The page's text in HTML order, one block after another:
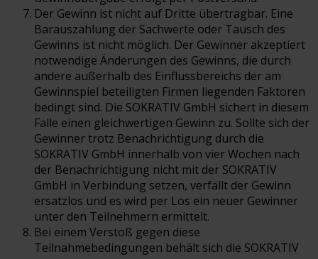
Der Gewinn ist nicht auf Dritte übertragbar. Eine
Barauszahlung der Sachwerte oder Tausch des
Gewinns ist nicht möglich. Der Gewinner akzeptiert
notwendige Änderungen des Gewinns, die durch
andere außerhalb des Einflussbereichs der am
Gewinnspiel beteiligten Firmen liegenden Faktoren
bedingt sind. Die SOKRATIV GmbH sichert in diesem
Falle einen gleichwertigen Gewinn zu. Sollte sich der
Gewinner trotz Benachrichtigung durch die
SOKRATIV GmbH innerhalb von vier Wochen nach
der Benachrichtigung nicht mit der SOKRATIV
GmbH in Verbindung setzen, verfällt der Gewinn
ersatzlos und es wird per Los ein neuer Gewinner
unter den Teilnehmern ermittelt.
Bei einem Verstoß gegen diese
Teilnahmebedingungen behält sich die SOKRATIV